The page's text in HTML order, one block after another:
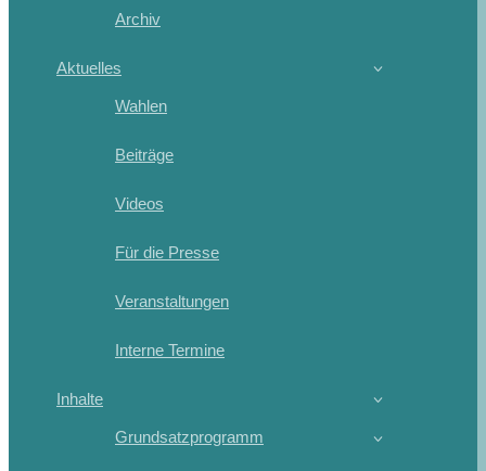
Archiv
Aktuelles
Wahlen
Beiträge
Videos
Für die Presse
Veranstaltungen
Interne Termine
Inhalte
Grundsatzprogramm